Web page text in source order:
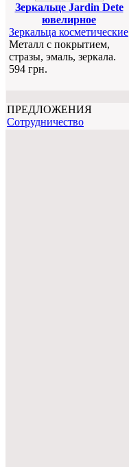
Зеркальце Jardin Dete
ювелирное
Зеркальца косметические
Металл с покрытием,
стразы, эмаль, зеркала.
594 грн.
ПРЕДЛОЖЕНИЯ
Cотрудничество